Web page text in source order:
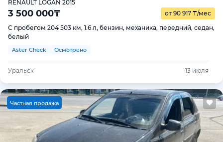
RENAULT LOGAN 2015
3 500 000₸ от 90 917 ₸/мес
С пробегом 204 503 км, 1.6 л, бензин, механика, передний, седан,
белый
Aster Check Осмотрено
Уральск 13 июля
Частная продажа